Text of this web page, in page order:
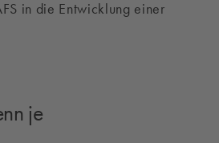
in die Entwicklung einer
je